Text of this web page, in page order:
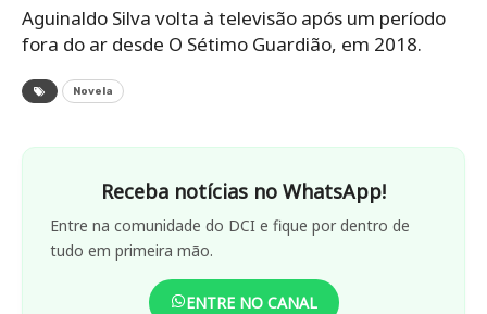
Aguinaldo Silva volta à televisão após um período
fora do ar desde O Sétimo Guardião, em 2018.
Novela
Receba notícias no WhatsApp!
Entre na comunidade do DCI e fique por dentro de
tudo em primeira mão.
ENTRE NO CANAL